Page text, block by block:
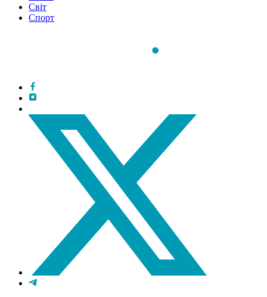
Світ
Спорт